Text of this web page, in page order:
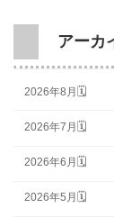
アーカ
2026年8月🗓
2026年7月🗓
2026年6月🗓
2026年5月🗓